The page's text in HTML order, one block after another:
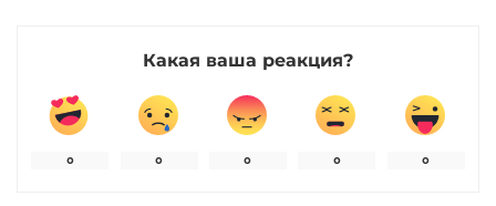
Какая ваша реакция?
0 0 0 0 0